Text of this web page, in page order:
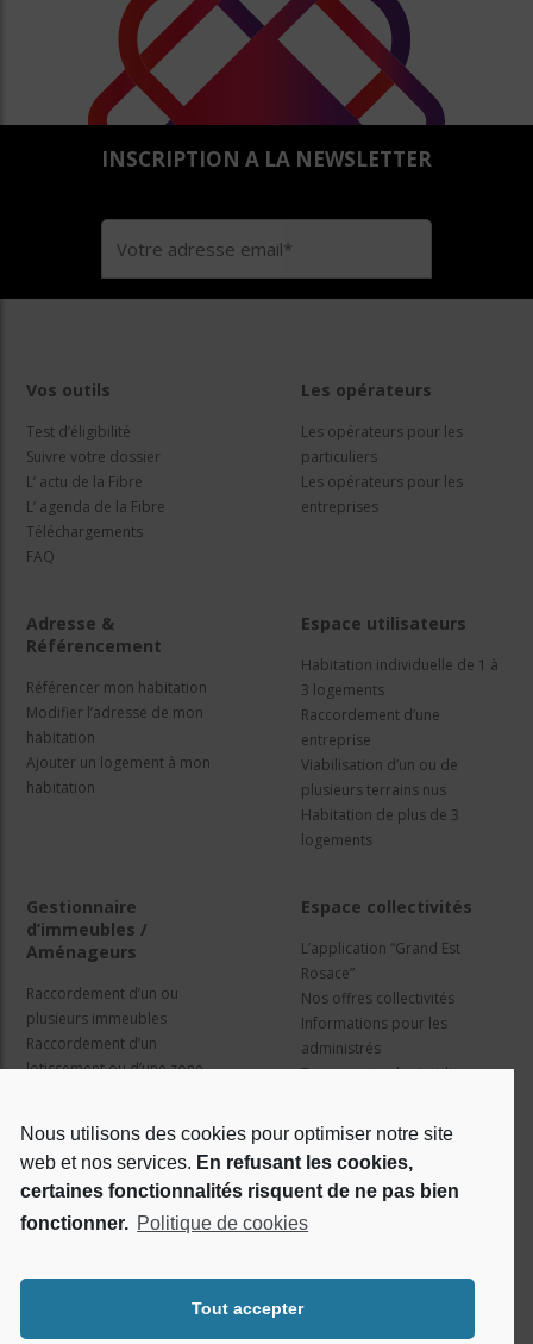
Nous utilisons des cookies pour optimiser notre site
web et nos services. En refusant les cookies,
certaines fonctionnalités risquent de ne pas bien
fonctionner. Politique de cookies
Tout accepter
INSCRIPTION A LA NEWSLETTER
Vos outils
Test d’éligibilité
Suivre votre dossier
L’ actu de la Fibre
L’ agenda de la Fibre
Téléchargements
FAQ
Les opérateurs
Les opérateurs pour les
particuliers
Les opérateurs pour les
entreprises
Adresse &
Référencement
Référencer mon habitation
Modifier l’adresse de mon
habitation
Ajouter un logement à mon
habitation
Espace utilisateurs
Habitation individuelle de 1 à
3 logements
Raccordement d’une
entreprise
Viabilisation d’un ou de
plusieurs terrains nus
Habitation de plus de 3
logements
Gestionnaire
d’immeubles /
Aménageurs
Raccordement d’un ou
plusieurs immeubles
Raccordement d’un
lotissement ou d’une zone
Espace collectivités
L’application “Grand Est
Rosace”
Nos offres collectivités
Informations pour les
administrés
Travaux et cadre juridique
Qui sommes nous ?
Le projet Rosace
Réseaux sociaux